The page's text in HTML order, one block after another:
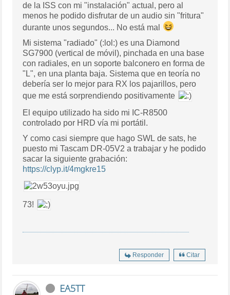
de la ISS con mi "instalación" actual, pero al
menos he podido disfrutar de un audio sin "fritura"
durante unos segundos... No está mal
Mi sistema "radiado" (:lol:) es una Diamond
SG7900 (vertical de móvil), pinchada en una base
con radiales, en un soporte balconero en forma de
"L", en una planta baja. Sistema que en teoría no
debería ser lo mejor para RX los pajarillos, pero
que me está sorprendiendo positivamente
El equipo utilizado ha sido mi IC-R8500
controlado por HRD vía mi portátil.
Y como casi siempre que hago SWL de sats, he
puesto mi Tascam DR-05V2 a trabajar y he podido
sacar la siguiente grabación:
https://clyp.it/4mgkre15
73!
Responder Citar
EA5TT